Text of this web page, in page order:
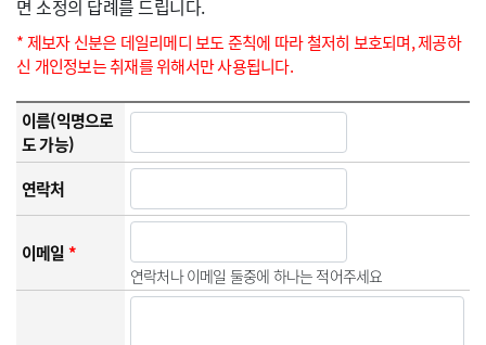
면 소정의 답례를 드립니다.
* 제보자 신분은 데일리메디 보도 준칙에 따라 철저히 보호되며, 제공하
신 개인정보는 취재를 위해서만 사용됩니다.
이름(익명으로
도 가능)
연락처
이메일*
연락처나 이메일 둘중에 하나는 적어주세요